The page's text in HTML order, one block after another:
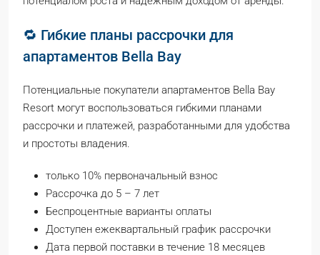
🔁 Гибкие планы рассрочки для
апартаментов Bella Bay
Потенциальные покупатели апартаментов Bella Bay
Resort могут воспользоваться гибкими планами
рассрочки и платежей, разработанными для удобства
и простоты владения.
только 10% первоначальный взнос
Рассрочка до 5 – 7 лет
Беспроцентные варианты оплаты
Доступен ежеквартальный график рассрочки
Дата первой поставки в течение 18 месяцев